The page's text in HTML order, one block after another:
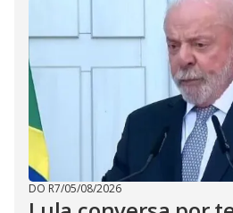
DO R7/05/08/2026